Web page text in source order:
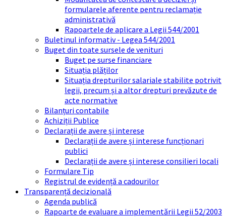
formularele aferente pentru reclamație
administrativă
Rapoartele de aplicare a Legii 544/2001
Buletinul informativ - Legea 544/2001
Buget din toate sursele de venituri
Buget pe surse financiare
Situația plăților
Situația drepturilor salariale stabilite potrivit
legii, precum și a altor drepturi prevăzute de
acte normative
Bilanțuri contabile
Achiziții Publice
Declarații de avere și interese
Declarații de avere și interese funcționari
publici
Declarații de avere și interese consilieri locali
Formulare Tip
Registrul de evidență a cadourilor
Transparență decizională
Agenda publică
Rapoarte de evaluare a implementării Legii 52/2003